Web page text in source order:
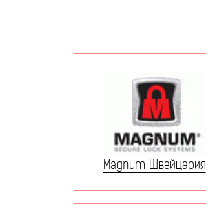
Magnum Швейцария